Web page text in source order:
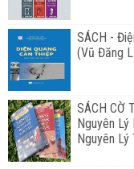
SÁCH -
(Vũ Đăng
SÁCH CỜ
Nguyên Lý
Nguyên Lý